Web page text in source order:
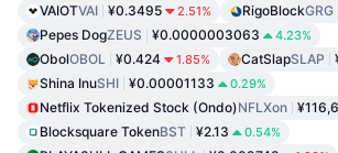
VAIOTVAI ¥0.3495 2.51% RigoBlockGRG
Pepes DogZEUS ¥0.0000003063 4.23%
ObolOBOL ¥0.424 1.85% CatSlapSLAP
Shina InuSHI ¥0.00001133 0.29%
Netflix Tokenized Stock (Ondo)NFLXon
Blocksquare TokenBST ¥2.13 0.54%